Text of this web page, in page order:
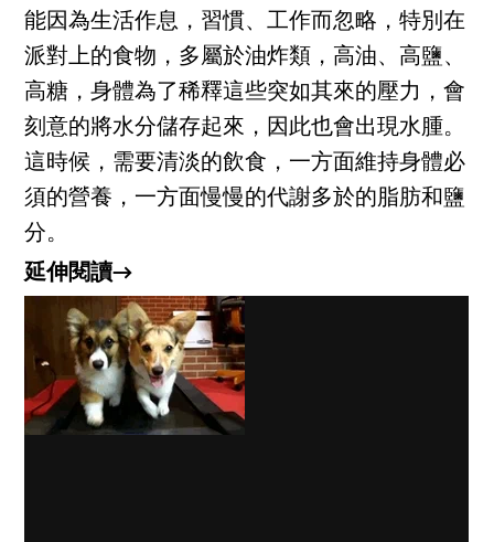
能因為生活作息，習慣、工作而忽略，特別在
派對上的食物，多屬於油炸類，高油、高鹽、
高糖，身體為了稀釋這些突如其來的壓力，會
刻意的將水分儲存起來，因此也會出現水腫。
這時候，需要清淡的飲食，一方面維持身體必
須的營養，一方面慢慢的代謝多於的脂肪和鹽
分。
延伸閱讀→